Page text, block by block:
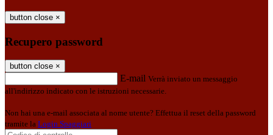
button close ×
Recupero password
button close ×
E-mail Verrà inviato un messaggio
all'indirizzo indicato con le istruzioni necessarie.
Non hai una e-mail associata al nome utente? Effettua il reset della password
tramite la Login Spaggiari